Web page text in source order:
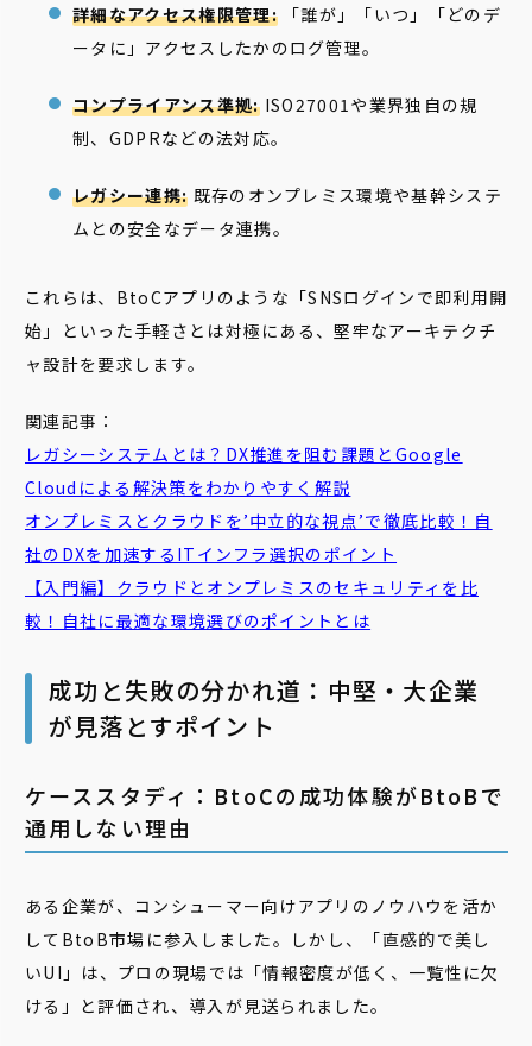
詳細なアクセス権限管理:「誰が」「いつ」「どのデ
ータに」アクセスしたかのログ管理。
コンプライアンス準拠:ISO27001や業界独自の規
制、GDPRなどの法対応。
レガシー連携: 既存のオンプレミス環境や基幹システ
ムとの安全なデータ連携。
これらは、BtoCアプリのような「SNSログインで即利用開
始」といった手軽さとは対極にある、堅牢なアーキテクチ
ャ設計を要求します。
関連記事：
レガシーシステムとは？DX推進を阻む課題とGoogle
Cloudによる解決策をわかりやすく解説
オンプレミスとクラウドを’中立的な視点’で徹底比較！自
社のDXを加速するITインフラ選択のポイント
【入門編】クラウドとオンプレミスのセキュリティを比
較！自社に最適な環境選びのポイントとは
成功と失敗の分かれ道：中堅・大企業
が見落とすポイント
ケーススタディ：BtoCの成功体験がBtoBで
通用しない理由
ある企業が、コンシューマー向けアプリのノウハウを活か
してBtoB市場に参入しました。しかし、「直感的で美し
いUI」は、プロの現場では「情報密度が低く、一覧性に欠
ける」と評価され、導入が見送られました。